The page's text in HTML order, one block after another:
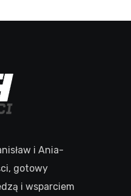
i Ania-
gotowy
i wsparciem